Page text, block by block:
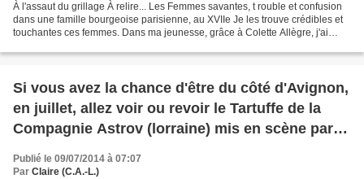
À l'assaut du grillage À relire... Les Femmes savantes, t rouble et confusion
dans une famille bourgeoise parisienne, au XVIIe Je les trouve crédibles et
touchantes ces femmes. Dans ma jeunesse, grâce à Colette Allègre, j'ai
Si vous avez la chance d'être du côté d'Avignon,
en juillet, allez voir ou revoir le Tartuffe de la
Compagnie Astrov (lorraine) mis en scène par
Jean de Pange - Stand up et grande comédie : "
Une certaine manière de faire du théâtre" et de
Publié le 09/07/2014 à 07:07
Par Claire (C.A.-L.)